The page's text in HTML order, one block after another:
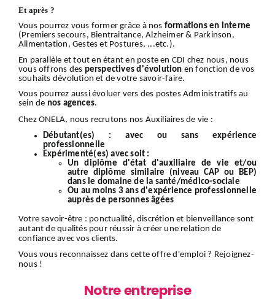
Et après ?
Vous pourrez vous former grâce à nos formations en interne
(Premiers secours, Bientraitance, Alzheimer & Parkinson,
Alimentation, Gestes et Postures, ...etc.).
En parallèle et tout en étant en poste en CDI chez nous, nous
vous offrons des perspectives d'évolution en fonction de vos
souhaits dévolution et de votre savoir-faire.
Vous pourrez aussi évoluer vers des postes Administratifs au
sein de nos agences.
Chez ONELA, nous recrutons nos Auxiliaires de vie :
Débutant(es) :avec ou sans expérience
professionnelle
Expérimenté(es) avec soit :
Un diplôme d'état d'auxiliaire de vie et/ou
autre diplôme similaire (niveau CAP ou BEP)
dans le domaine de la santé/médico-sociale
Ou au moins 3 ans d'expérience professionnelle
auprès de personnes âgées
Votresavoir-être : ponctualité, discrétion et bienveillance sont
autant de qualités pour réussir à créer une relation de
confiance avec vos clients.
Vous vous reconnaissez dans cette offre d'emploi ? Rejoignez-
nous!
Notre entreprise